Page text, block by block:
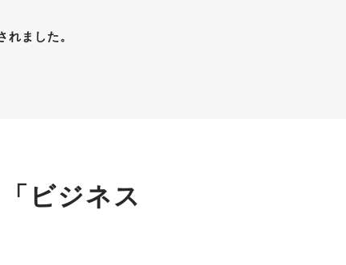
ました。
ビジネス